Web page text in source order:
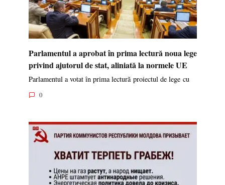
Parlamentul a aprobat în prima lectură noua lege
privind ajutorul de stat, aliniată la normele UE
Parlamentul a votat în prima lectură proiectul de lege cu
0